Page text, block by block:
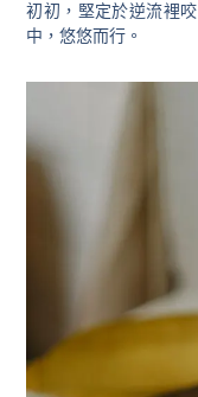
初初，堅定於逆流裡
中，悠悠而行。